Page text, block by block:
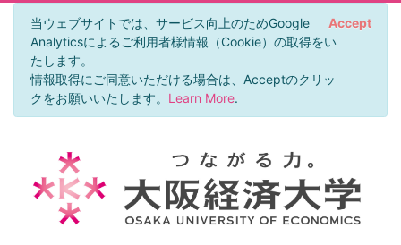
当ウェブサイトでは、サービス向上のためGoogle
Analyticsによるご利用者様情報（Cookie）の取得をい
たします。
情報取得にご同意いただける場合は、Acceptのクリッ
クをお願いいたします。 Learn More.
Accept